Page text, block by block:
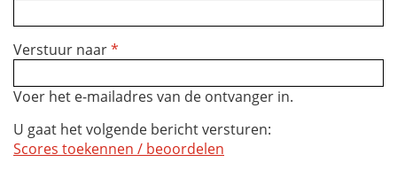
Verstuur naar*
Voer het e-mailadres van de ontvanger in.
U gaat het volgende bericht versturen:
Scores toekennen / beoordelen